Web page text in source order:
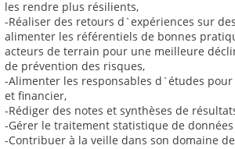
les rendre plus résilients,
-Réaliser des retours d`expériences sur
alimenter les référentiels de bonnes
acteurs de terrain pour une meilleure
de prévention des risques,
-Alimenter les responsables d`études
et financier,
-Rédiger des notes et synthèses de
-Gérer le traitement statistique de données
-Contribuer à la veille dans son domaine